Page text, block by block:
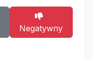
Negatywny